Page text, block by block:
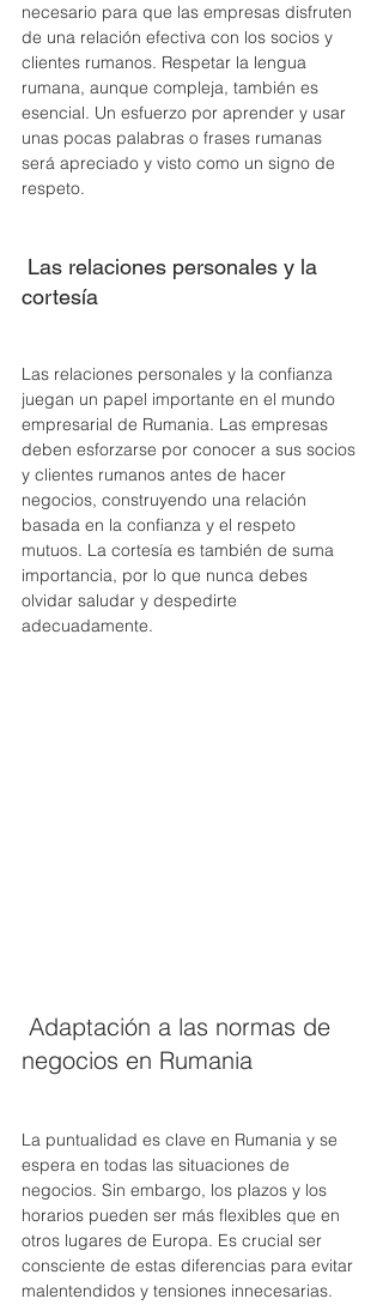
necesario para que las empresas disfruten
de una relación efectiva con los socios y
clientes rumanos. Respetar la lengua
rumana, aunque compleja, también es
esencial. Un esfuerzo por aprender y usar
unas pocas palabras o frases rumanas
será apreciado y visto como un signo de
respeto.
cortesía
Las relaciones personales y la confianza
juegan un papel importante en el mundo
empresarial de Rumania. Las empresas
deben esforzarse por conocer a sus socios
y clientes rumanos antes de hacer
negocios, construyendo una relación
basada en la confianza y el respeto
mutuos. La cortesía es también de suma
importancia, por lo que nunca debes
olvidar saludar y despedirte
adecuadamente.
negocios en Rumania
La puntualidad es clave en Rumania y se
espera en todas las situaciones de
negocios. Sin embargo, los plazos y los
horarios pueden ser más flexibles que en
otros lugares de Europa. Es crucial ser
consciente de estas diferencias para evitar
malentendidos y tensiones innecesarias.